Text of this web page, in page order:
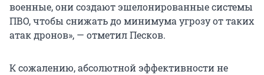
военные, они создают эшелонированные системы
ПВО, чтобы снижать до минимума угрозу от таких
атак дронов», — отметил Песков.
К сожалению, абсолютной эффективности не